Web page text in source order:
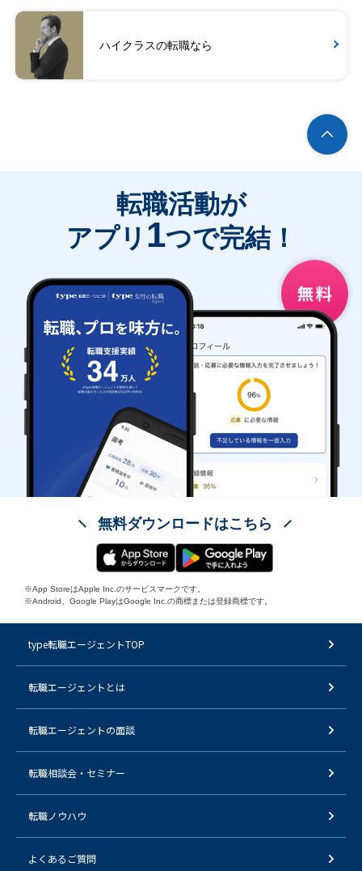
ハイクラスの転職なら
転職活動が
アプリ 1つで完結！
無料ダウンロードはこちら
※App StoreはApple Inc.のサービスマークです。
※Android、Google PlayはGoogle Inc.の商標または登録商標です。
type転職エージェントTOP
転職エージェントとは
転職エージェントの面談
転職相談会・セミナー
転職ノウハウ
よくあるご質問